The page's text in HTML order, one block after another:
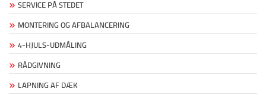
SERVICE PÅ STEDET
MONTERING OG AFBALANCERING
4-HJULS-UDMÅLING
RÅDGIVNING
LAPNING AF DÆK